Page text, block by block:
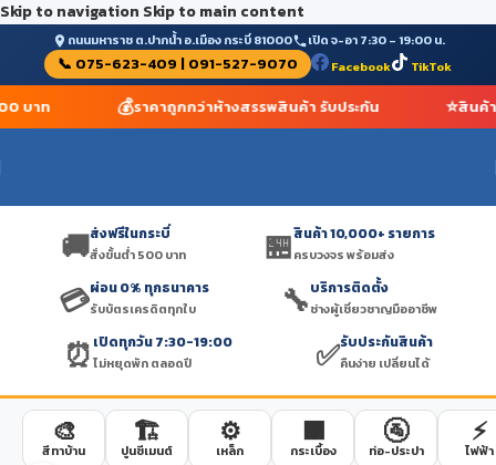
Skip to navigation Skip to main content
ถนนมหาราช ต.ปากน้ำ อ.เมือง กระบี่ 81000 เปิด จ-อา 7:30 – 19:00 น.
📞 075-623-409 | 091-527-9070 Facebook TikTok
บาท 💰ราคาถูกกว่าห้างสรรพสินค้า รับประกัน ⭐สินค้า
🚚ส่งฟรีในกระบี่
สั่งขั้นต่ำ 500 บาท 🏪สินค้า 10,000+ รายการ
ครบวงจร พร้อมส่ง
💳ผ่อน 0% ทุกธนาคาร
รับบัตรเครดิตทุกใบ 🔧บริการติดตั้ง
ช่างผู้เชี่ยวชาญมืออาชีพ
⏰ เปิดทุกวัน 7:30-19:00
ไม่หยุดพัก ตลอดปี ✅รับประกันสินค้า
คืนง่าย เปลี่ยนได้
🎨
สีทาบ้าน
🏗️
ปูนซีเมนต์
⚙️
เหล็ก
🟫
กระเบื้อง
🚰
ท่อ-ประปา
⚡
ไฟฟ้า